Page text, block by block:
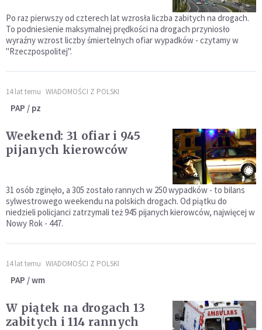
Po raz pierwszy od czterech lat wzrosła liczba zabitych na drogach.
To podniesienie maksymalnej prędkości na drogach przyniosło
wyraźny wzrost liczby śmiertelnych ofiar wypadków - czytamy w
"Rzeczpospolitej".
14 lat temu WIADOMOŚCI Z POLSKI
PAP / pz
Weekend: 31 ofiar i 945
pijanych kierowców
31 osób zginęło, a 305 zostało rannych w 250 wypadków - to bilans
sylwestrowego weekendu na polskich drogach. Od piątku do
niedzieli policjanci zatrzymali też 945 pijanych kierowców, najwięcej w
Nowy Rok - 447.
14 lat temu WIADOMOŚCI Z POLSKI
PAP / wm
W piątek na drogach 13
zabitych i 114 rannych